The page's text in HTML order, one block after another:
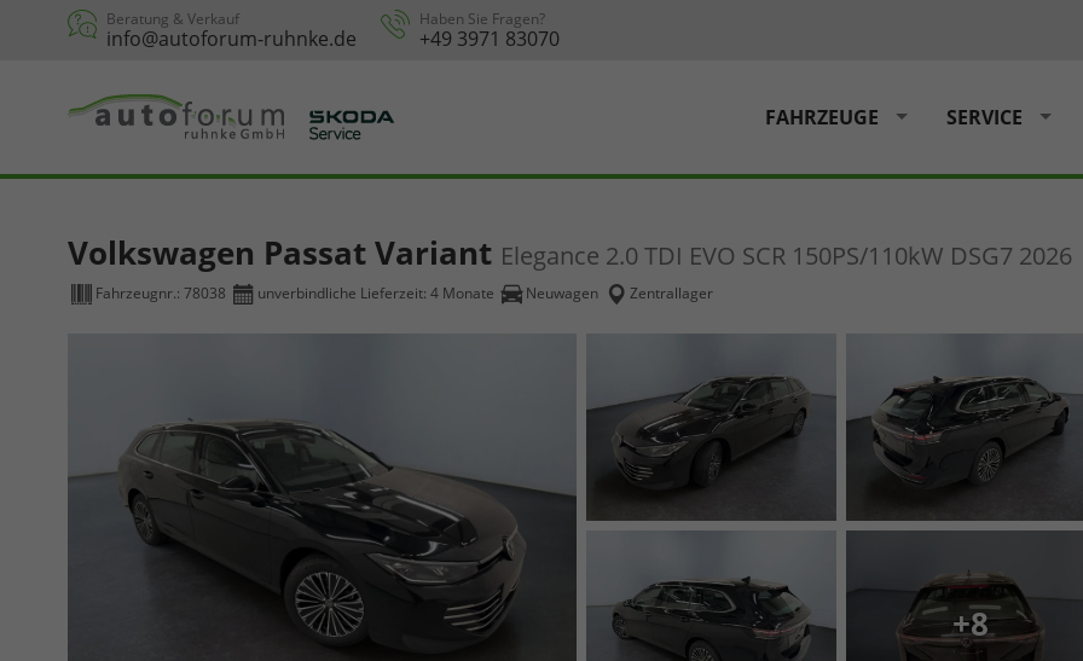
Beratung & Verkauf
info@autoforum-ruhnke.de
Haben Sie Fragen?
+49 3971 83070
FAHRZEUGE SERVICE
Volkswagen Passat Variant Elegance 2.0 TDI EVO SCR 150PS/110kW DSG7 2026
Fahrzeugnr.: 78038 unverbindliche Lieferzeit: 4 Monate Neuwagen Zentrallager
+8